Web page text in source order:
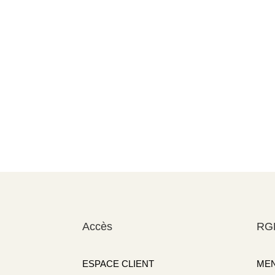
Accès
ESPACE CLIENT